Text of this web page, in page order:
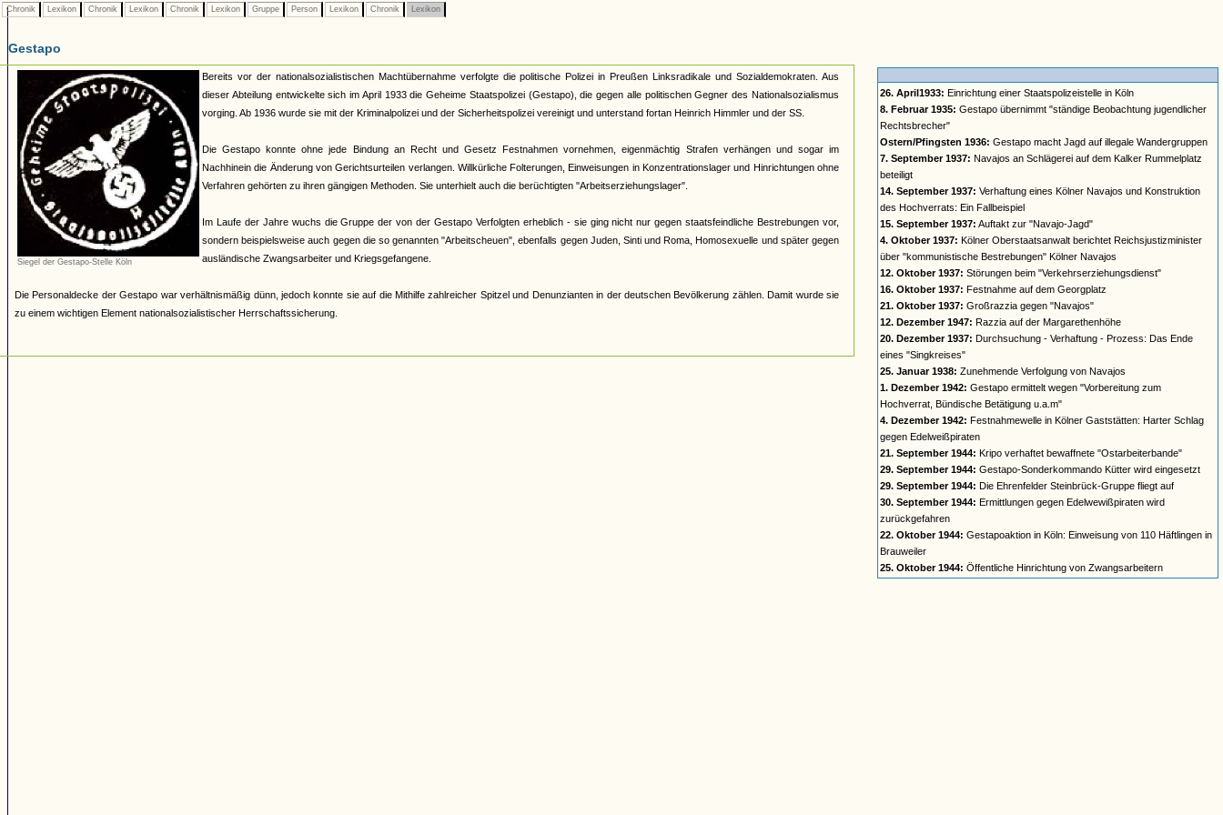
Chronik Lexikon Chronik Lexikon Chronik Lexikon Gruppe Person Lexikon Chronik Lexikon
Gestapo
Siegel der Gestapo-Stelle Köln
Bereits vor der nationalsozialistischen Machtübernahme verfolgte die politische Polizei in Preußen Linksradikale und Sozialdemokraten. Aus
dieser Abteilung entwickelte sich im April 1933 die Geheime Staatspolizei (Gestapo), die gegen alle politischen Gegner des Nationalsozialismus
vorging. Ab 1936 wurde sie mit der Kriminalpolizei und der Sicherheitspolizei vereinigt und unterstand fortan Heinrich Himmler und der SS.
Die Gestapo konnte ohne jede Bindung an Recht und Gesetz Festnahmen vornehmen, eigenmächtig Strafen verhängen und sogar im
Nachhinein die Änderung von Gerichtsurteilen verlangen. Willkürliche Folterungen, Einweisungen in Konzentrationslager und Hinrichtungen ohne
Verfahren gehörten zu ihren gängigen Methoden. Sie unterhielt auch die berüchtigten "Arbeitserziehungslager".
Im Laufe der Jahre wuchs die Gruppe der von der Gestapo Verfolgten erheblich - sie ging nicht nur gegen staatsfeindliche Bestrebungen vor,
sondern beispielsweise auch gegen die so genannten "Arbeitscheuen", ebenfalls gegen Juden, Sinti und Roma, Homosexuelle und später gegen
ausländische Zwangsarbeiter und Kriegsgefangene.
Die Personaldecke der Gestapo war verhältnismäßig dünn, jedoch konnte sie auf die Mithilfe zahlreicher Spitzel und Denunzianten in der deutschen Bevölkerung zählen. Damit wurde sie
zu einem wichtigen Element nationalsozialistischer Herrschaftssicherung.
26. April1933: Einrichtung einer Staatspolizeistelle in Köln
8. Februar 1935: Gestapo übernimmt "ständige Beobachtung jugendlicher
Rechtsbrecher"
Ostern/Pfingsten 1936: Gestapo macht Jagd auf illegale Wandergruppen
7. September 1937: Navajos an Schlägerei auf dem Kalker Rummelplatz
beteiligt
14. September 1937: Verhaftung eines Kölner Navajos und Konstruktion
des Hochverrats: Ein Fallbeispiel
15. September 1937: Auftakt zur "Navajo-Jagd"
4. Oktober 1937: Kölner Oberstaatsanwalt berichtet Reichsjustizminister
über "kommunistische Bestrebungen" Kölner Navajos
12. Oktober 1937: Störungen beim "Verkehrserziehungsdienst"
16. Oktober 1937: Festnahme auf dem Georgplatz
21. Oktober 1937: Großrazzia gegen "Navajos"
12. Dezember 1947: Razzia auf der Margarethenhöhe
20. Dezember 1937: Durchsuchung - Verhaftung - Prozess: Das Ende
eines "Singkreises"
25. Januar 1938: Zunehmende Verfolgung von Navajos
1. Dezember 1942: Gestapo ermittelt wegen "Vorbereitung zum
Hochverrat, Bündische Betätigung u.a.m"
4. Dezember 1942: Festnahmewelle in Kölner Gaststätten: Harter Schlag
gegen Edelweißpiraten
21. September 1944: Kripo verhaftet bewaffnete "Ostarbeiterbande"
29. September 1944: Gestapo-Sonderkommando Kütter wird eingesetzt
29. September 1944: Die Ehrenfelder Steinbrück-Gruppe fliegt auf
30. September 1944: Ermittlungen gegen Edelwewißpiraten wird
zurückgefahren
22. Oktober 1944: Gestapoaktion in Köln: Einweisung von 110 Häftlingen in
Brauweiler
25. Oktober 1944: Öffentliche Hinrichtung von Zwangsarbeitern